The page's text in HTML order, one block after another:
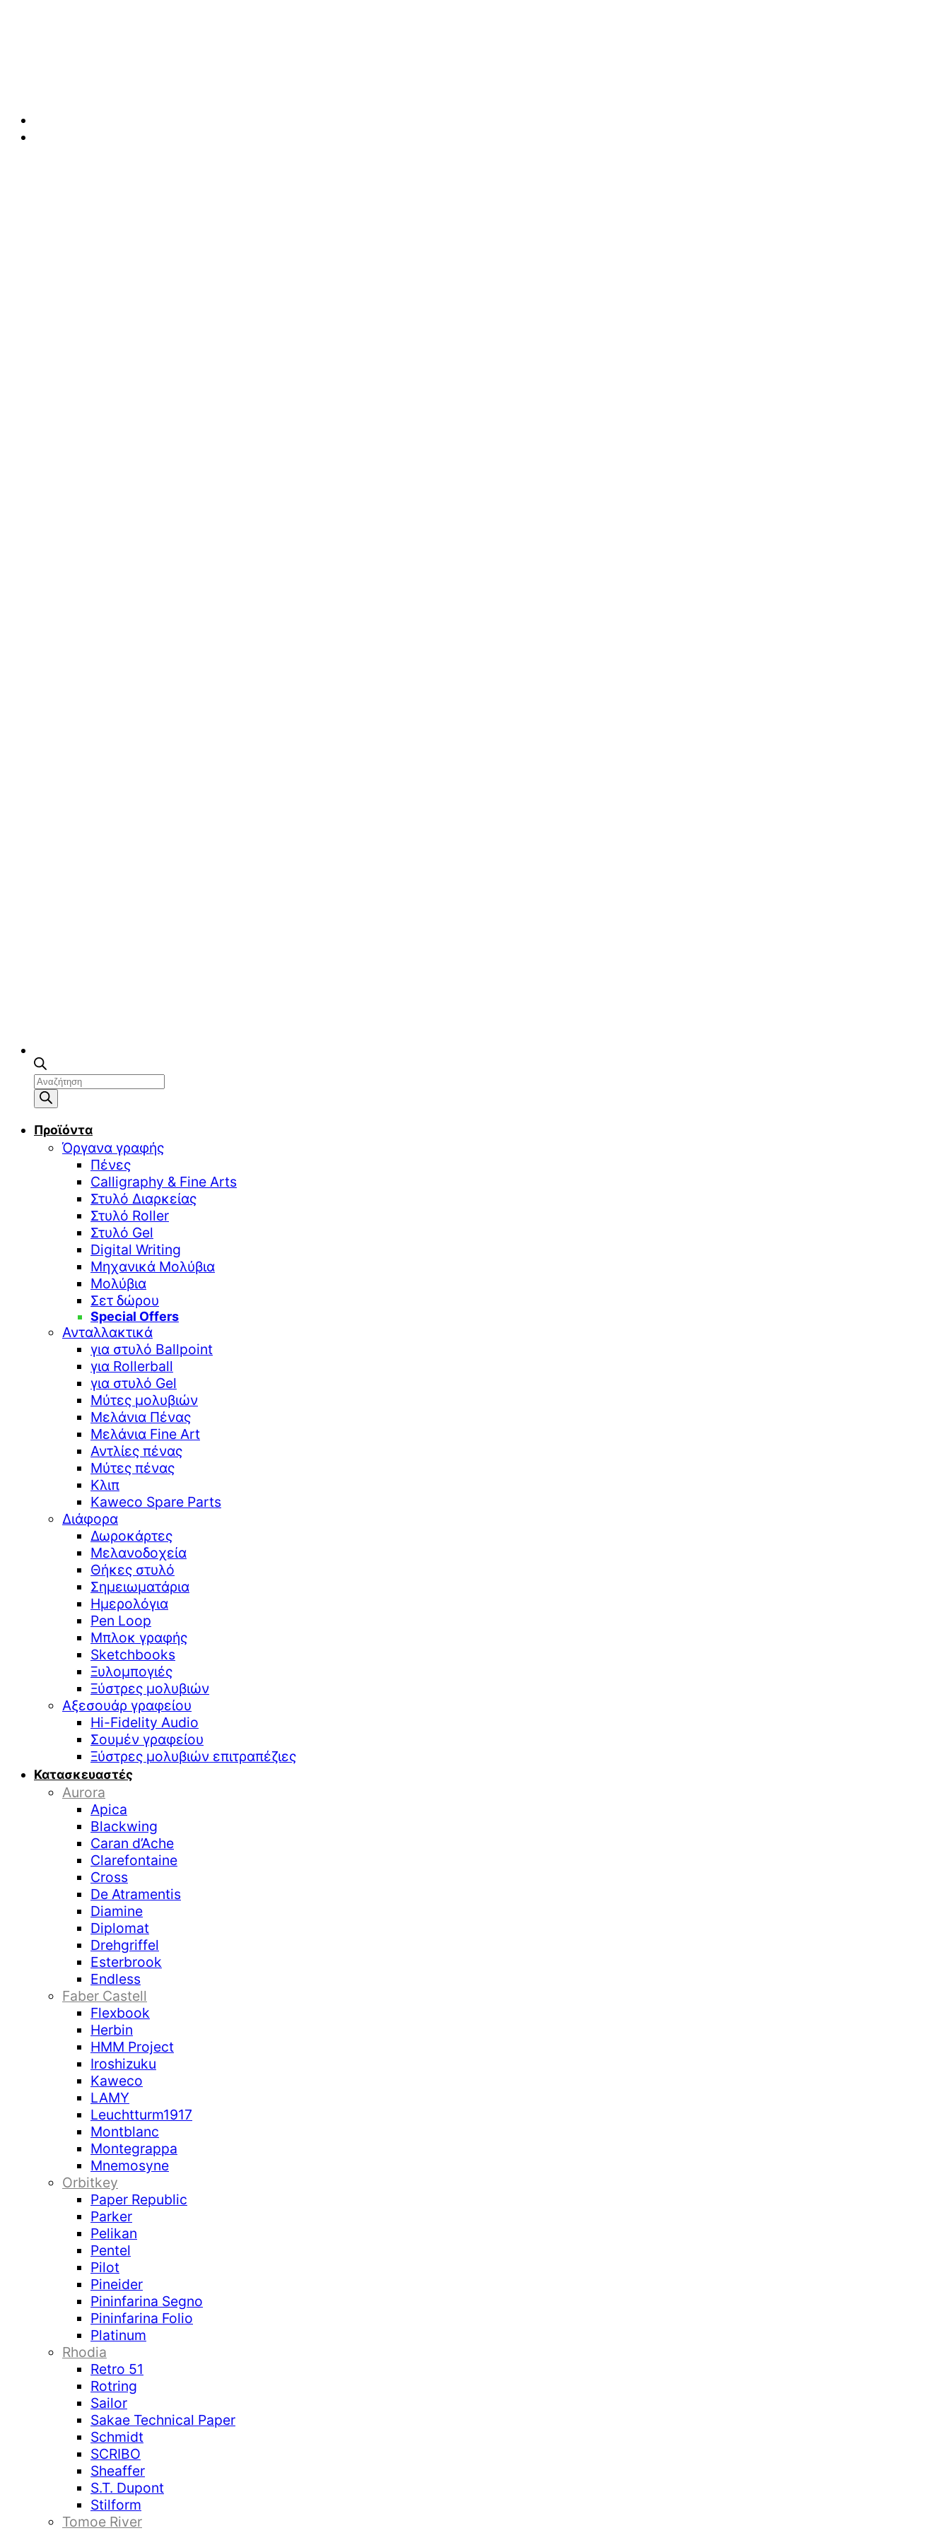
Αναζήτηση
προϊόντων
Προϊόντα
Όργανα γραφής
Πένες
Calligraphy & Fine Arts
Στυλό Διαρκείας
Στυλό Roller
Στυλό Gel
Digital Writing
Μηχανικά Μολύβια
Μολύβια
Σετ δώρου
Special Offers
Ανταλλακτικά
για στυλό Ballpoint
για Rollerball
για στυλό Gel
Μύτες μολυβιών
Μελάνια Πένας
Μελάνια Fine Art
Αντλίες πένας
Μύτες πένας
Κλιπ
Kaweco Spare Parts
Διάφορα
Δωροκάρτες
Μελανοδοχεία
Θήκες στυλό
Σημειωματάρια
Ημερολόγια
Pen Loop
Μπλοκ γραφής
Sketchbooks
Ξυλομπογιές
Ξύστρες μολυβιών
Αξεσουάρ γραφείου
Hi-Fidelity Audio
Σουμέν γραφείου
Ξύστρες μολυβιών επιτραπέζιες
Κατασκευαστές
Aurora
Apica
Blackwing
Caran d’Ache
Clarefontaine
Cross
De Atramentis
Diamine
Diplomat
Drehgriffel
Esterbrook
Endless
Faber Castell
Flexbook
Herbin
HMM Project
Iroshizuku
Kaweco
LAMY
Leuchtturm1917
Montblanc
Montegrappa
Mnemosyne
Orbitkey
Paper Republic
Parker
Pelikan
Pentel
Pilot
Pineider
Pininfarina Segno
Pininfarina Folio
Platinum
Rhodia
Retro 51
Rotring
Sailor
Sakae Technical Paper
Schmidt
SCRIBO
Sheaffer
S.T. Dupont
Stilform
Tomoe River